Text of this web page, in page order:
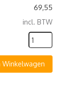
69,55
incl. BTW
Winkelwagen